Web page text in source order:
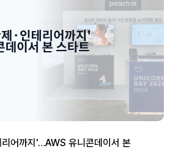
리어까지'…AWS 유니콘데이서 본